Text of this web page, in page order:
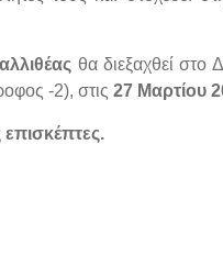
θα διεξαχθεί στο
-2), στις 27 Μαρτίου
επισκέπτες.